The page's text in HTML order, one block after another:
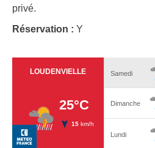
privé.
Réservation : Y